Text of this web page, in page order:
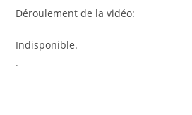
Déroulement de la vidéo:
Indisponible.
.